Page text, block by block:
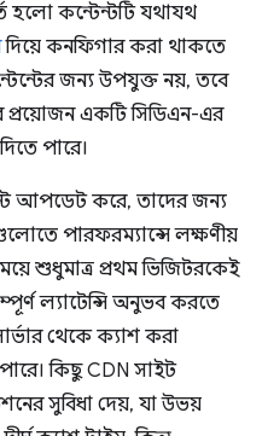
হলো কন্টেন্টটি যথাযথ
দিয়ে কনফিগার করা থাকতে
জন্য উপযুক্ত নয়, তবে
প্রয়োজন একটি সিডিএন-এর
পারে।
আপডেট করে, তাদের জন্য
পারফরম্যান্সে লক্ষণীয়
শুধুমাত্র প্রথম ভিজিটরকেই
ল্যাটেন্সি অনুভব করতে
থেকে ক্যাশ করা
কিছু CDN সাইট
সুবিধা দেয়, যা উভয়